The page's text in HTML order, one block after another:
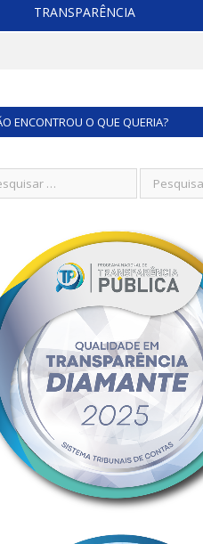
TRANSPARÊNCIA
ENCONTROU O QUE QUERIA?